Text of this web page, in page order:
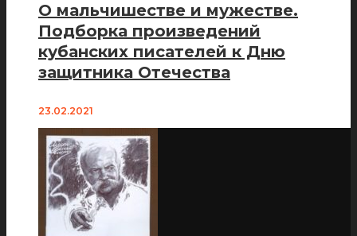
О мальчишестве и мужестве.
Подборка произведений
кубанских писателей к Дню
защитника Отечества
23.02.2021